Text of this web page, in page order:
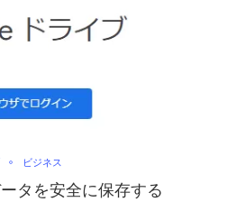
ビジネス
タを安全に保存する